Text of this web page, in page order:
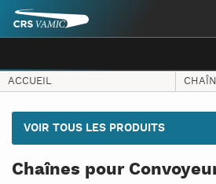
ACCUEIL
VOIR TOUS LES PRODUITS
Chaînes pour